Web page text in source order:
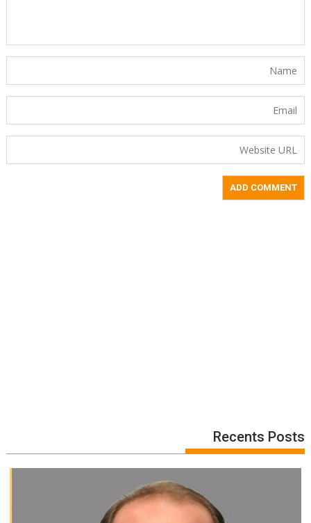
Recents Posts